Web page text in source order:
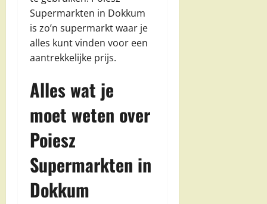
Supermarkten in Dokkum
is zo’n supermarkt waar je
alles kunt vinden voor een
aantrekkelijke prijs.
Alles wat je
moet weten over
Poiesz
Supermarkten in
Dokkum